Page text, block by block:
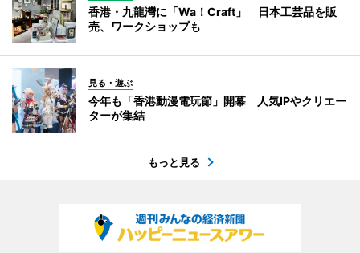
香港・九龍灣に「Wa！Craft」 日本工芸品を販
売、ワークショップも
見る・遊ぶ
今年も「香港動漫電玩節」開幕 人気IPやクリエー
ターが集結
もっと見る